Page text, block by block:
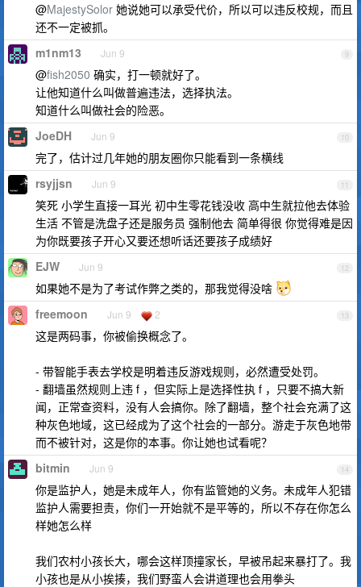
@MajestySolor 她说她可以承受代价，所以可以违反校规，而且
还不一定被抓。
9
m1nm13 Jun 9
@fish2050 确实，打一顿就好了。
让他知道什么叫做普遍违法，选择执法。
知道什么叫做社会的险恶。
10
JoeDH Jun 9
完了，估计过几年她的朋友圈你只能看到一条横线
11
rsyjjsn Jun 9
笑死 小学生直接一耳光 初中生零花钱没收 高中生就拉他去体验
生活 不管是洗盘子还是服务员 强制他去 简单得很 你觉得难是因
为你既要孩子开心又要还想听话还要孩子成绩好
12
EJW Jun 9
如果她不是为了考试作弊之类的，那我觉得没啥
13
freemoon Jun 9 2
这是两码事，你被偷换概念了。
- 带智能手表去学校是明着违反游戏规则，必然遭受处罚。
- 翻墙虽然规则上违 f ，但实际上是选择性执 f ，只要不搞大新
闻，正常查资料，没有人会搞你。除了翻墙，整个社会充满了这
种灰色地域，这已经成为了这个社会的一部分。游走于灰色地带
而不被针对，这是你的本事。你让她也试看呢？
14
bitmin Jun 9
你是监护人，她是未成年人，你有监管她的义务。未成年人犯错
监护人需要担责，你们一开始就不是平等的，所以不存在你怎么
样她怎么样
我们农村小孩长大，哪会这样顶撞家长，早被吊起来暴打了。我
小孩也是从小挨揍，我们野蛮人会讲道理也会用拳头